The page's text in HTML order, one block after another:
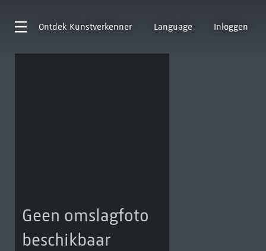
Ontdek Kunstverkenner Language Inloggen
Geen omslagfoto
beschikbaar